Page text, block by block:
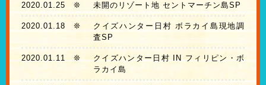
2020.01.25 ❊ 未開のリゾート地 セントマーチン島SP
2020.01.18 ❊
クイズハンター日村 ボラカイ島現地調
査SP
2020.01.11❊
クイズハンター日村 IN フィリピン・ボ
ラカイ島